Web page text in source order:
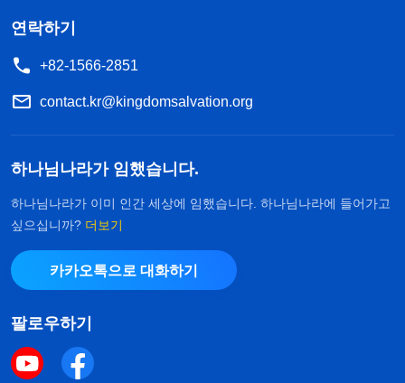
어지면 우리가 어떻게 그걸 감당해? 사역 성과가 오
이렇게 생각하자 또 리옌을 붙잡아 두고 싶었습니다.
저는 있는 그대로 리옌의 평가를 작성하면 발탁될 확
률이 높다는 것을 잘 알았습니다. 그래서 전에 리옌
이 교체된 후 소극적이고 해이해졌던 상태를 적었습
을 것이라고 생각했습니다. 편지를 써서 보낸 뒤로
저는 별 생각이 없었고, 그 일은 그렇게 지나갔습니
그러던 어느 날,
한 그 행동의 성질과 결과에 대해 약간의 인식이 생
겼습니다. 전능하신 하나님께서 말씀하셨습니다.
연락하기
+82-1566-2851
contact.kr@kingdomsalvation.org
하나님나라가 임했습니다.
하나님나라가 이미 인간 세상에 임했습니다. 하나님나라에 들어가고
싶으십니까? 더보기
카카오톡으로 대화하기
팔로우하기